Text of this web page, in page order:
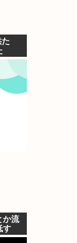
た
か流
す